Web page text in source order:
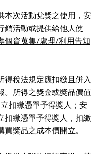
本次活動兌獎之使用，安
銷活動或提供給他人使
個資蒐集/處理/利用告知
得稅法規定應扣繳且併入
。所得之獎金或獎品價值
扣繳憑單予得獎人；安
扣繳憑單予得獎人，扣繳
獎品之成本價開立。